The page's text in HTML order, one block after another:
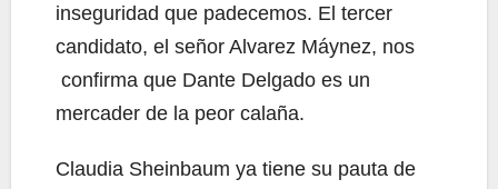
inseguridad que padecemos. El tercer
candidato, el señor Alvarez Máynez, nos
confirma que Dante Delgado es un
mercader de la peor calaña.
Claudia Sheinbaum ya tiene su pauta de